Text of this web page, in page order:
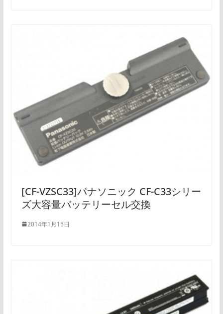
[CF-VZSC33]パナソニック CF-C33シリー
ズ大容量バッテリーセル交換
2014年1月15日